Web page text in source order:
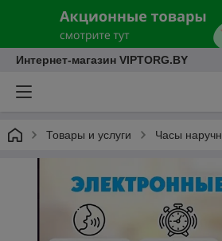
Интернет-магазин VIPTORG.BY
Товары и услуги Часы